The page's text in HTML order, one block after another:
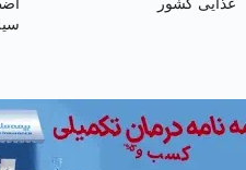
غذایی کشور